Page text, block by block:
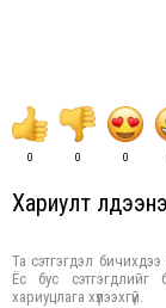
0 0 0
Хариулт үлдээнэ үү
Та сэтгэгдэл
Ёс бус сэтгэгдлийг
хариуцлага хүлээхгүй.